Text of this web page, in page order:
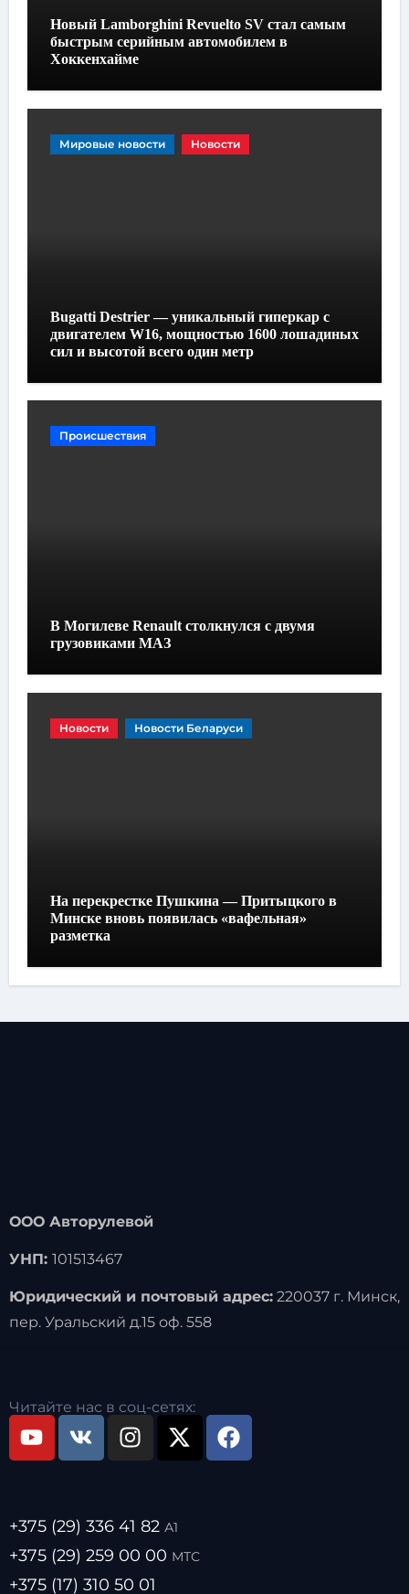
Новый Lamborghini Revuelto SV стал самым
быстрым серийным автомобилем в
Хоккенхайме
Мировые новости Новости
Bugatti Destrier — уникальный гиперкар с
двигателем W16, мощностью 1600 лошадиных
сил и высотой всего один метр
Происшествия
В Могилеве Renault столкнулся с двумя
грузовиками МАЗ
Новости Новости Беларуси
На перекрестке Пушкина — Притыцкого в
Минске вновь появилась «вафельная»
разметка
ООО Авторулевой
УНП: 101513467
Юридический и почтовый адрес:220037 г. Минск,
пер. Уральский д.15 оф. 558
Читайте нас в соц-сетях:
+375 (29) 336 41 82 А1
+375 (29) 259 00 00 МТС
+375 (17) 310 50 01